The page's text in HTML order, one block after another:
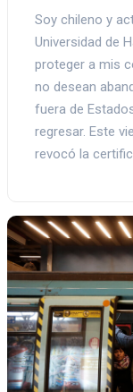
Soy chileno y
Universidad de
proteger a mis
no desean
fuera de
regresar. Este
revocó la